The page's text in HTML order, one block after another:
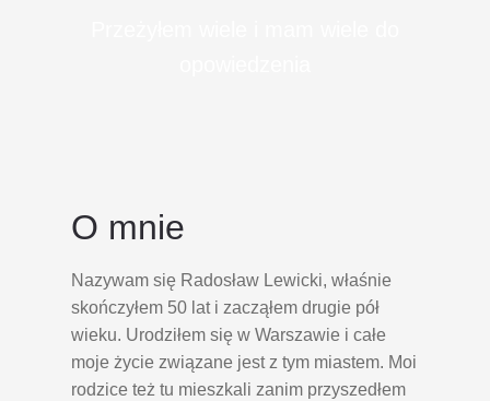
O mnie
Nazywam się Radosław Lewicki, właśnie
skończyłem 50 lat i zacząłem drugie pół
wieku. Urodziłem się w Warszawie i całe
moje życie związane jest z tym miastem. Moi
rodzice też tu mieszkali zanim przyszedłem